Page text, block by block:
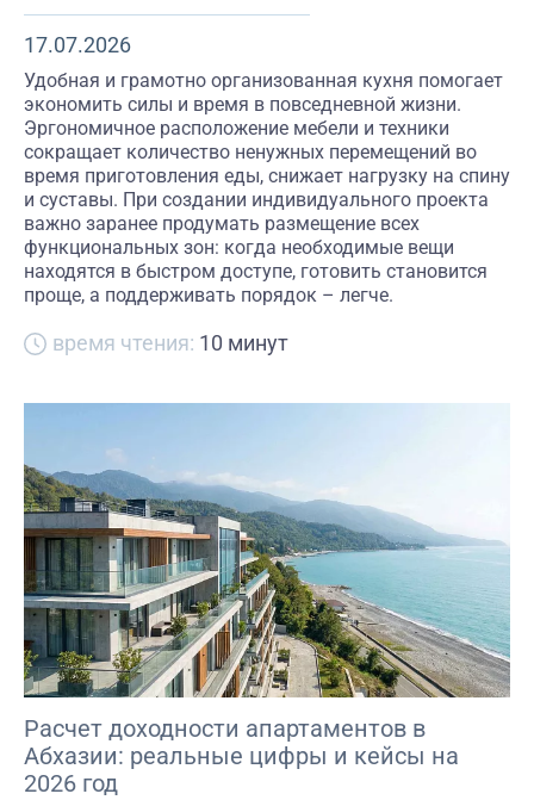
17.07.2026
Удобная и грамотно организованная кухня помогает
экономить силы и время в повседневной жизни.
Эргономичное расположение мебели и техники
сокращает количество ненужных перемещений во
время приготовления еды, снижает нагрузку на спину
и суставы. При создании индивидуального проекта
важно заранее продумать размещение всех
функциональных зон: когда необходимые вещи
находятся в быстром доступе, готовить становится
проще, а поддерживать порядок – легче.
время чтения: 10 минут
Расчет доходности апартаментов в
Абхазии: реальные цифры и кейсы на
2026 год